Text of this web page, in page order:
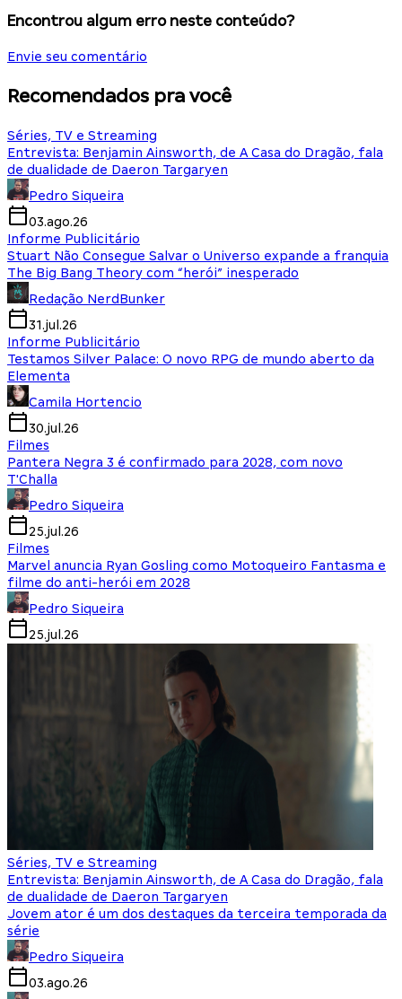
Encontrou algum erro neste conteúdo?
Envie seu comentário
Recomendados pra você
Séries, TV e Streaming
Entrevista: Benjamin Ainsworth, de A Casa do Dragão, fala
de dualidade de Daeron Targaryen
Pedro Siqueira
03.ago.26
Informe Publicitário
Stuart Não Consegue Salvar o Universo expande a franquia
The Big Bang Theory com “herói” inesperado
Redação NerdBunker
31.jul.26
Informe Publicitário
Testamos Silver Palace: O novo RPG de mundo aberto da
Elementa
Camila Hortencio
30.jul.26
Filmes
Pantera Negra 3 é confirmado para 2028, com novo
T'Challa
Pedro Siqueira
25.jul.26
Filmes
Marvel anuncia Ryan Gosling como Motoqueiro Fantasma e
filme do anti-herói em 2028
Pedro Siqueira
25.jul.26
Séries, TV e Streaming
Entrevista: Benjamin Ainsworth, de A Casa do Dragão, fala
de dualidade de Daeron Targaryen
Jovem ator é um dos destaques da terceira temporada da
série
Pedro Siqueira
03.ago.26